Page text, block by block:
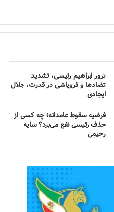
ترور ابراهیم رئیسی، تشدید
تضادها و فروپاشی در قدرت، جلال
ایجادی
فرضیه سقوط عامدانه؛ چه کسی از
حذف رئیسی نفع می‌برد؟ سایه
رحیمی